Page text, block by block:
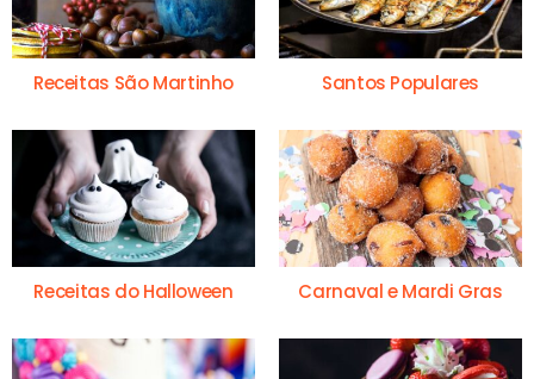
Receitas São Martinho Santos Populares
Receitas do Halloween Carnaval e Mardi Gras